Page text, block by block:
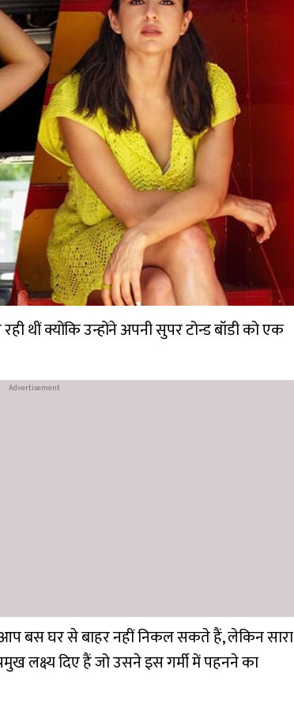
थीं क्योंकि उन्होंने अपनी सुपर टोन्ड बॉडी को एक
बस घर से बाहर नहीं निकल सकते हैं, लेकिन सारा
लक्ष्य दिए हैं जो उसने इस गर्मी में पहनने का